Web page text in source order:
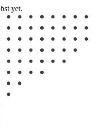
yet.